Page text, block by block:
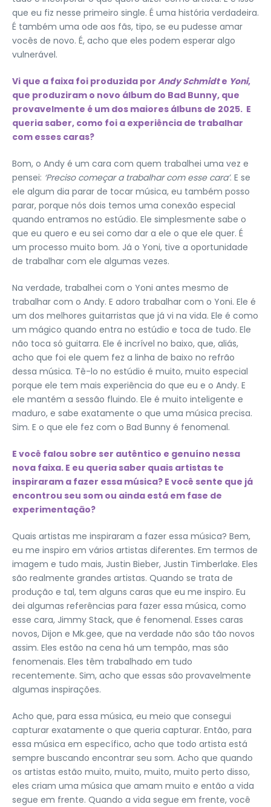
que eu fiz nesse primeiro single. É uma história verdadeira.
É também uma ode aos fãs, tipo, se eu pudesse amar
vocês de novo. É, acho que eles podem esperar algo
vulnerável.
Vi que a faixa foi produzida por Andy Schmidte Yoni,
que produziram o novo álbum do Bad Bunny, que
provavelmente é um dos maiores álbuns de 2025. E
queria saber, como foi a experiência de trabalhar
com esses caras?
Bom, o Andy é um cara com quem trabalhei uma vez e
pensei: ‘Preciso começar a trabalhar com esse cara’. E se
ele algum dia parar de tocar música, eu também posso
parar, porque nós dois temos uma conexão especial
quando entramos no estúdio. Ele simplesmente sabe o
que eu quero e eu sei como dar a ele o que ele quer. É
um processo muito bom. Já o Yoni, tive a oportunidade
de trabalhar com ele algumas vezes.
Na verdade, trabalhei com o Yoni antes mesmo de
trabalhar com o Andy. E adoro trabalhar com o Yoni. Ele é
um dos melhores guitarristas que já vi na vida. Ele é como
um mágico quando entra no estúdio e toca de tudo. Ele
não toca só guitarra. Ele é incrível no baixo, que, aliás,
acho que foi ele quem fez a linha de baixo no refrão
dessa música. Tê-lo no estúdio é muito, muito especial
porque ele tem mais experiência do que eu e o Andy. E
ele mantém a sessão fluindo. Ele é muito inteligente e
maduro, e sabe exatamente o que uma música precisa.
Sim. E o que ele fez com o Bad Bunny é fenomenal.
E você falou sobre ser autêntico e genuíno nessa
nova faixa. E eu queria saber quais artistas te
inspiraram a fazer essa música? E você sente que já
encontrou seu som ou ainda está em fase de
experimentação?
Quais artistas me inspiraram a fazer essa música? Bem,
eu me inspiro em vários artistas diferentes. Em termos de
imagem e tudo mais, Justin Bieber, Justin Timberlake. Eles
são realmente grandes artistas. Quando se trata de
produção e tal, tem alguns caras que eu me inspiro. Eu
dei algumas referências para fazer essa música, como
esse cara, Jimmy Stack, que é fenomenal. Esses caras
novos, Dijon e Mk.gee, que na verdade não são tão novos
assim. Eles estão na cena há um tempão, mas são
fenomenais. Eles têm trabalhado em tudo
recentemente. Sim, acho que essas são provavelmente
algumas inspirações.
Acho que, para essa música, eu meio que consegui
capturar exatamente o que queria capturar. Então, para
essa música em específico, acho que todo artista está
sempre buscando encontrar seu som. Acho que quando
os artistas estão muito, muito, muito, muito perto disso,
eles criam uma música que amam muito e então a vida
segue em frente. Quando a vida segue em frente, você